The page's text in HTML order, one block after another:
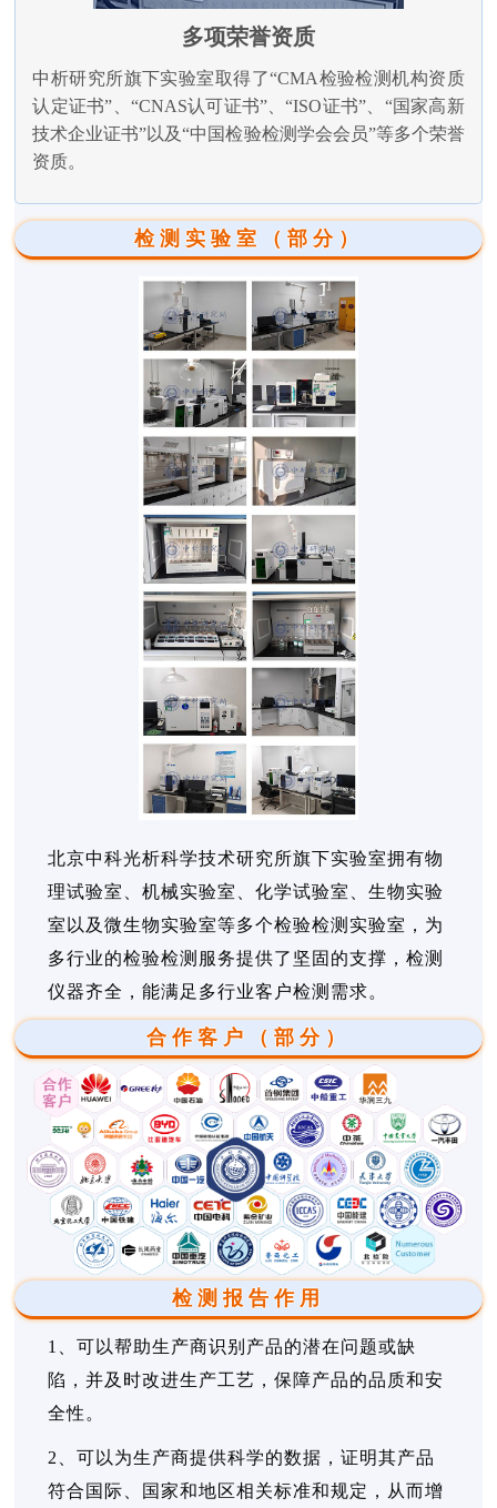
多项荣誉资质
中析研究所旗下实验室取得了“CMA检验检测机构资质
认定证书”、“CNAS认可证书”、“ISO证书”、“国家高新
技术企业证书”以及“中国检验检测学会会员”等多个荣誉
资质。
检测实验室（部分）
北京中科光析科学技术研究所旗下实验室拥有物
理试验室、机械实验室、化学试验室、生物实验
室以及微生物实验室等多个检验检测实验室，为
多行业的检验检测服务提供了坚固的支撑，检测
仪器齐全，能满足多行业客户检测需求。
合作客户（部分）
检测报告作用
1、可以帮助生产商识别产品的潜在问题或缺
陷，并及时改进生产工艺，保障产品的品质和安
全性。
2、可以为生产商提供科学的数据，证明其产品
符合国际、国家和地区相关标准和规定，从而增